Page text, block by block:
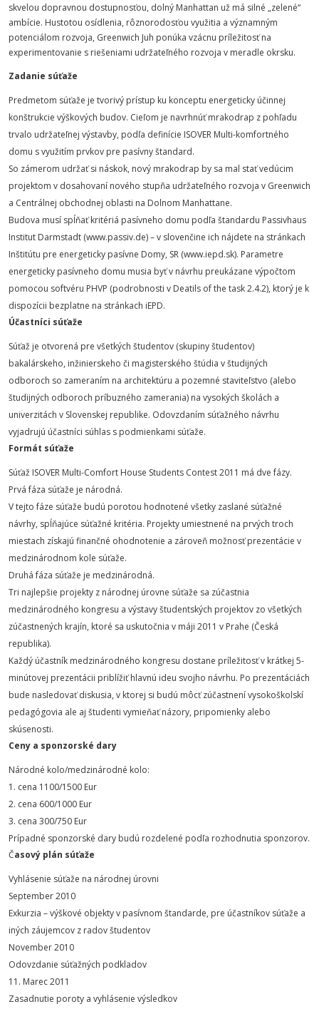
skvelou dopravnou dostupnosťou, dolný Manhattan už má silné „zelené“
ambície. Hustotou osídlenia, rôznorodosťou využitia a významným
potenciálom rozvoja, Greenwich Juh ponúka vzácnu príležitosť na
experimentovanie s riešeniami udržateľného rozvoja v meradle okrsku.
Zadanie súťaže
Predmetom súťaže je tvorivý prístup ku konceptu energeticky účinnej
konštrukcie výškových budov. Cieľom je navrhnúť mrakodrap z pohľadu
trvalo udržateľnej výstavby, podľa definície ISOVER Multi-komfortného
domu s využitím prvkov pre pasívny štandard.
So zámerom udržať si náskok, nový mrakodrap by sa mal stať vedúcim
projektom v dosahovaní nového stupňa udržateľného rozvoja v Greenwich
a Centrálnej obchodnej oblasti na Dolnom Manhattane.
Budova musí spĺňať kritériá pasívneho domu podľa štandardu Passivhaus
Institut Darmstadt (www.passiv.de) – v slovenčine ich nájdete na stránkach
Inštitútu pre energeticky pasívne Domy, SR (www.iepd.sk). Parametre
energeticky pasívneho domu musia byť v návrhu preukázane výpočtom
pomocou softvéru PHVP (podrobnosti v Deatils of the task 2.4.2), ktorý je k
dispozícii bezplatne na stránkach iEPD.
Účastníci súťaže
Súťaž je otvorená pre všetkých študentov (skupiny študentov)
bakalárskeho, inžinierskeho či magisterského štúdia v študijných
odboroch so zameraním na architektúru a pozemné staviteľstvo (alebo
študijných odboroch príbuzného zamerania) na vysokých školách a
univerzitách v Slovenskej republike. Odovzdaním súťažného návrhu
vyjadrujú účastníci súhlas s podmienkami súťaže.
Formát súťaže
Súťaž ISOVER Multi-Comfort House Students Contest 2011 má dve fázy.
Prvá fáza súťaže je národná.
V tejto fáze súťaže budú porotou hodnotené všetky zaslané súťažné
návrhy, spĺňajúce súťažné kritéria. Projekty umiestnené na prvých troch
miestach získajú finančné ohodnotenie a zároveň možnosť prezentácie v
medzinárodnom kole súťaže.
Druhá fáza súťaže je medzinárodná.
Tri najlepšie projekty z národnej úrovne súťaže sa zúčastnia
medzinárodného kongresu a výstavy študentských projektov zo všetkých
zúčastnených krajín, ktoré sa uskutočnia v máji 2011 v Prahe (Česká
republika).
Každý účastník medzinárodného kongresu dostane príležitosť v krátkej 5-
minútovej prezentácii priblížiť hlavnú ideu svojho návrhu. Po prezentáciách
bude nasledovať diskusia, v ktorej si budú môcť zúčastnení vysokoškolskí
pedagógovia ale aj študenti vymieňať názory, pripomienky alebo
skúsenosti.
Ceny a sponzorské dary
Národné kolo/medzinárodné kolo:
1. cena 1100/1500 Eur
2. cena 600/1000 Eur
3. cena 300/750 Eur
Prípadné sponzorské dary budú rozdelené podľa rozhodnutia sponzorov.
Časový plán súťaže
Vyhlásenie súťaže na národnej úrovni
September 2010
Exkurzia – výškové objekty v pasívnom štandarde, pre účastníkov súťaže a
iných záujemcov z radov študentov
November 2010
Odovzdanie súťažných podkladov
11. Marec 2011
Zasadnutie poroty a vyhlásenie výsledkov